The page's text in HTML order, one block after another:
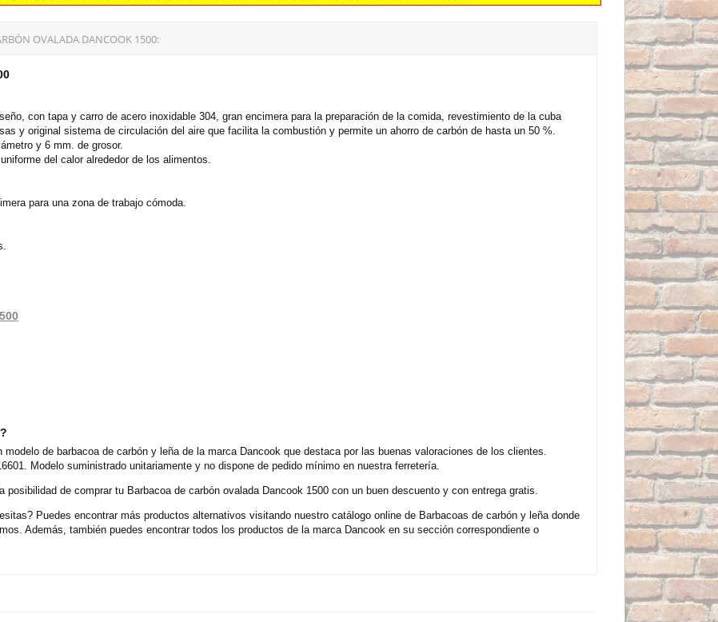
OVALADA DANCOOK 1500:
con tapa y carro de acero inoxidable 304, gran encimera para la preparación de la comida, revestimiento de la cuba
y original sistema de circulación del aire que facilita la combustión y permite un ahorro de carbón de hasta un 50 %.
y 6 mm. de grosor.
del calor alrededor de los alimentos.
para una zona de trabajo cómoda.
de barbacoa de carbón y leña de la marca Dancook que destaca por las buenas valoraciones de los clientes.
Modelo suministrado unitariamente y no dispone de pedido mínimo en nuestra ferretería.
de comprar tu Barbacoa de carbón ovalada Dancook 1500 con un buen descuento y con entrega gratis.
Puedes encontrar más productos alternativos visitando nuestro catálogo online de Barbacoas de carbón y leña donde
Además, también puedes encontrar todos los productos de la marca Dancook en su sección correspondiente o